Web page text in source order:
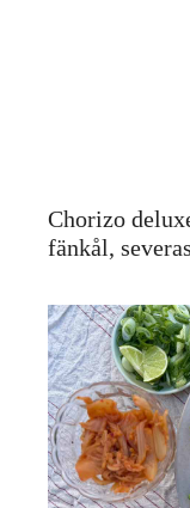
Chorizo
fänkål,